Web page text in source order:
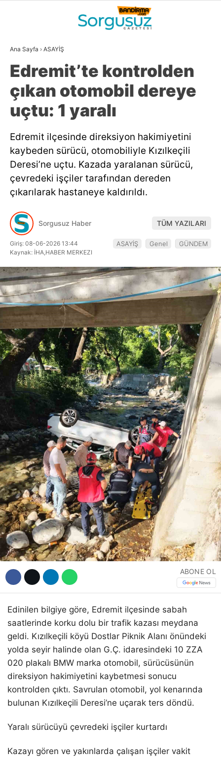
Hattı
Facebook
Instagram
Youtube
25.3
BALIKESIR
GALERİ VİDEO YAZARLAR
DÜNYA
SİYASET
EKONOMİ
SPOR
MAGAZİN
DİĞER
Ana Sayfa › ASAYİŞ
Edremit’te kontrolden
çıkan otomobil dereye
uçtu: 1 yaralı
Edremit ilçesinde direksiyon hakimiyetini
kaybeden sürücü, otomobiliyle Kızılkeçili
Deresi’ne uçtu. Kazada yaralanan sürücü,
çevredeki işçiler tarafından dereden
çıkarılarak hastaneye kaldırıldı.
Sorgusuz Haber TÜM YAZILARI
Giriş: 08-06-2026 13:44
Kaynak: İHA,HABER MERKEZI
ASAYİŞ Genel GÜNDEM
ABONE OL
Edinilen bilgiye göre, Edremit ilçesinde sabah
saatlerinde korku dolu bir trafik kazası meydana
geldi. Kızılkeçili köyü Dostlar Piknik Alanı önündeki
yolda seyir halinde olan G.Ç. idaresindeki 10 ZZA
020 plakalı BMW marka otomobil, sürücüsünün
direksiyon hakimiyetini kaybetmesi sonucu
kontrolden çıktı. Savrulan otomobil, yol kenarında
bulunan Kızılkeçili Deresi’ne uçarak ters döndü.
Yaralı sürücüyü çevredeki işçiler kurtardı
Kazayı gören ve yakınlarda çalışan işçiler vakit